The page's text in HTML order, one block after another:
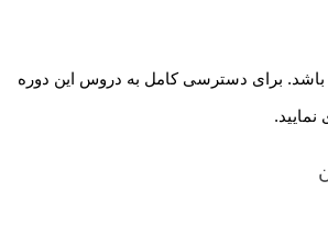
برای دسترسی کامل به دروس این دوره
نمایید.